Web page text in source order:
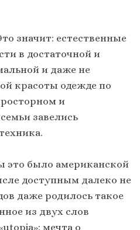
значит: естественные
в достаточной и
и даже не
красоты одежде по
и
завелись
это было американской
доступным далеко не
даже родилось такое
из двух слов
мечта о